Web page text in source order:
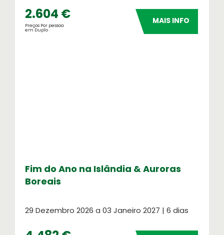
SOS Atendimento 24 Horas
Linha de Apoio em viagem
Oasis Corporate
2.604 €
Preços Por pessoa
em Duplo
MAIS INFO
Fim do Ano na Islândia & Auroras
Boreais
29 Dezembro 2026 a 03 Janeiro 2027 | 6 dias